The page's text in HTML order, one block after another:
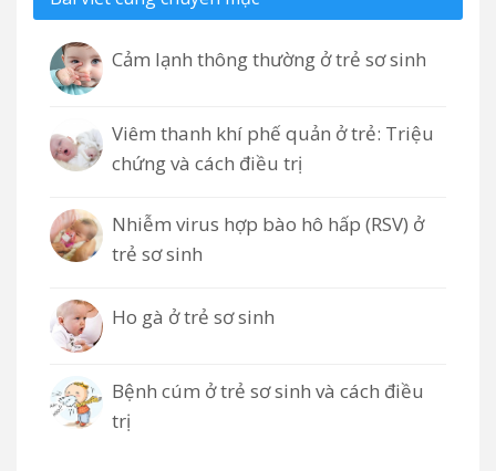
Cảm lạnh thông thường ở trẻ sơ sinh
Viêm thanh khí phế quản ở trẻ: Triệu
chứng và cách điều trị
Nhiễm virus hợp bào hô hấp (RSV) ở
trẻ sơ sinh
Ho gà ở trẻ sơ sinh
Bệnh cúm ở trẻ sơ sinh và cách điều
trị